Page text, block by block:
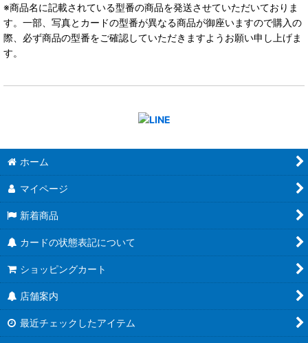
※商品名に記載されている型番の商品を発送させていただいておりま
す。一部、写真とカードの型番が異なる商品が御座いますので購入の
際、必ず商品の型番をご確認していただきますようお願い申し上げま
す。
ホーム
マイページ
新着商品
カードの状態表記について
ショッピングカート
店舗案内
最近チェックしたアイテム